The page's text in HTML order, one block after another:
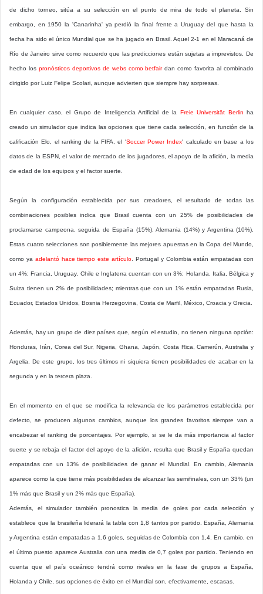
de dicho torneo, sitúa a su selección en el punto de mira de todo el planeta. Sin
embargo, en 1950 la 'Canarinha' ya perdió la final frente a Uruguay del que hasta la
fecha ha sido el único Mundial que se ha jugado en Brasil. Aquel 2-1 en el Maracaná de
Río de Janeiro sirve como recuerdo que las predicciones están sujetas a imprevistos. De
hecho los pronósticos deportivos de webs como betfairdan como favorita al combinado
dirigido por Luiz Felipe Scolari, aunque advierten que siempre hay sorpresas.
En cualquier caso, el Grupo de Inteligencia Artificial de la Freie Universität Berlin ha
creado un simulador que indica las opciones que tiene cada selección, en función de la
calificación Elo, el ranking de la FIFA, el 'Soccer Power Index' calculado en base a los
datos de la ESPN, el valor de mercado de los jugadores, el apoyo de la afición, la media
de edad de los equipos y el factor suerte.
Según la configuración establecida por sus creadores, el resultado de todas las
combinaciones posibles indica que Brasil cuenta con un 25% de posibilidades de
proclamarse campeona, seguida de España (15%), Alemania (14%) y Argentina (10%).
Estas cuatro selecciones son posiblemente las mejores apuestas en la Copa del Mundo,
como ya adelantó hace tiempo este artículo . Portugal y Colombia están empatadas con
un 4%; Francia, Uruguay, Chile e Inglaterra cuentan con un 3%; Holanda, Italia, Bélgica y
Suiza tienen un 2% de posibilidades; mientras que con un 1% están empatadas Rusia,
Ecuador, Estados Unidos, Bosnia Herzegovina, Costa de Marfil, México, Croacia y Grecia.
Además, hay un grupo de diez países que, según el estudio, no tienen ninguna opción:
Honduras, Irán, Corea del Sur, Nigeria, Ghana, Japón, Costa Rica, Camerún, Australia y
Argelia. De este grupo, los tres últimos ni siquiera tienen posibilidades de acabar en la
segunda y en la tercera plaza.
En el momento en el que se modifica la relevancia de los parámetros establecida por
defecto, se producen algunos cambios, aunque los grandes favoritos siempre van a
encabezar el ranking de porcentajes. Por ejemplo, si se le da más importancia al factor
suerte y se rebaja el factor del apoyo de la afición, resulta que Brasil y España quedan
empatadas con un 13% de posibilidades de ganar el Mundial. En cambio, Alemania
aparece como la que tiene más posibilidades de alcanzar las semifinales, con un 33% (un
1% más que Brasil y un 2% más que España).
Además, el simulador también pronostica la media de goles por cada selección y
establece que la brasileña liderará la tabla con 1,8 tantos por partido. España, Alemania
y Argentina están empatadas a 1,6 goles, seguidas de Colombia con 1,4. En cambio, en
el último puesto aparece Australia con una media de 0,7 goles por partido. Teniendo en
cuenta que el país oceánico tendrá como rivales en la fase de grupos a España,
Holanda y Chile, sus opciones de éxito en el Mundial son, efectivamente, escasas.